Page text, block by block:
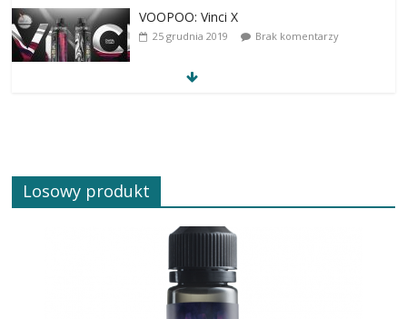
VOOPOO: Vinci X
25 grudnia 2019 Brak komentarzy
Losowy produkt